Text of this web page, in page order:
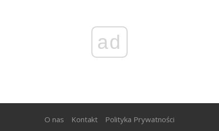
ad
O nas Kontakt Polityka Prywatności